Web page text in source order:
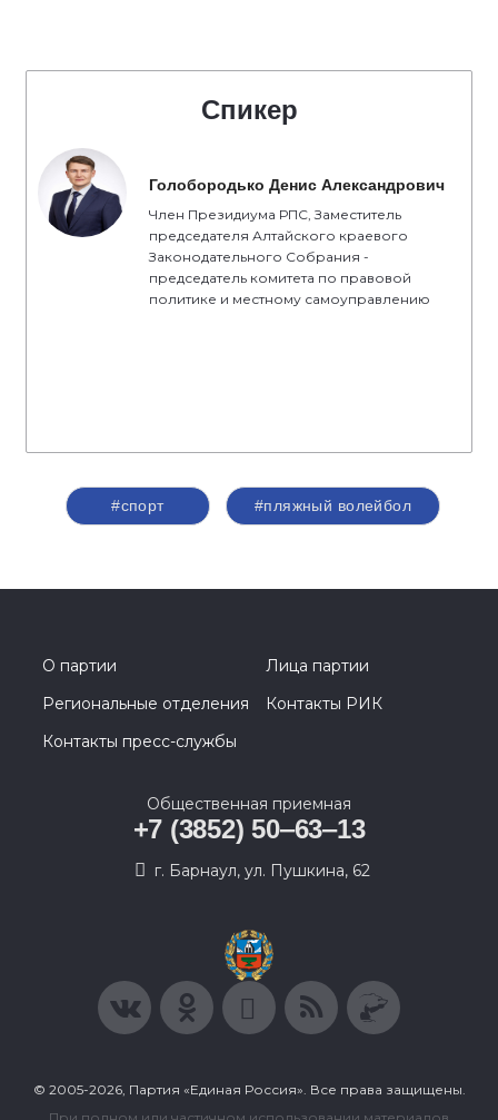
Спикер
Голобородько Денис Александрович
Член Президиума РПС, Заместитель
председателя Алтайского краевого
Законодательного Собрания -
председатель комитета по правовой
политике и местному самоуправлению
#спорт #пляжный волейбол
О партии
Лица партии
Региональные отделения
Контакты РИК
Контакты пресс-службы
Общественная приемная
+7 (3852) 50‒63‒13
г. Барнаул, ул. Пушкина, 62
© 2005-2026, Партия «Единая Россия». Все права защищены.